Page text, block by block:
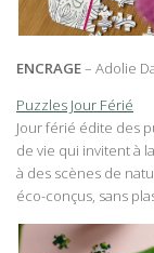
ENCRAGE– Adolie
Puzzles Jour Férié
Jour férié édite des
de vie qui invitent à
à des scènes de
éco-conçus, sans